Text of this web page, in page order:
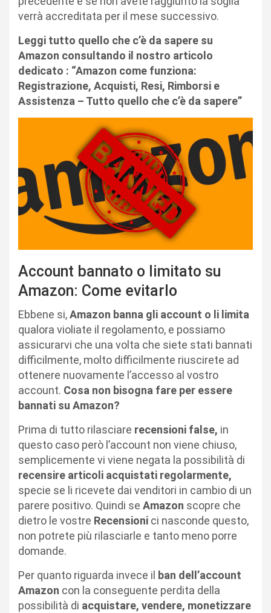
verrà accreditata per il mese successivo.
Leggi tutto quello che c’è da sapere su
Amazon consultando il nostro articolo
dedicato : “Amazon come funziona:
Registrazione, Acquisti, Resi, Rimborsi e
Assistenza – Tutto quello che c’è da sapere”
Account bannato o limitato su
Amazon: Come evitarlo
Ebbene si,Amazon banna gli account o li limita
qualora violiate il regolamento, e possiamo
assicurarvi che una volta che siete stati bannati
difficilmente, molto difficilmente riuscirete ad
ottenere nuovamente l’accesso al vostro
account. Cosa non bisogna fare per essere
bannati su Amazon?
Prima di tutto rilasciare recensioni false, in
questo caso però l’account non viene chiuso,
semplicemente vi viene negata la possibilità di
recensire articoli acquistati regolarmente,
specie se li ricevete dai venditori in cambio di un
parere positivo. Quindi se Amazon scopre che
dietro le vostre Recensioni ci nasconde questo,
non potrete più rilasciarle e tanto meno porre
domande.
Per quanto riguarda invece il ban dell’account
Amazon con la conseguente perdita della
possibilità di acquistare, vendere, monetizzare